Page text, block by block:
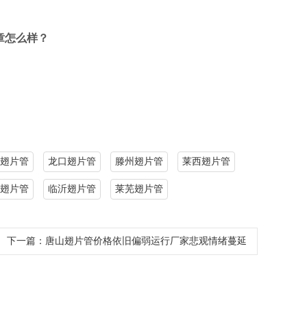
怎么样？
片管 龙口翅片管 滕州翅片管 莱西翅片管
片管 临沂翅片管 莱芜翅片管
下一篇： 唐山翅片管价格依旧偏弱运行厂家悲观情绪蔓延